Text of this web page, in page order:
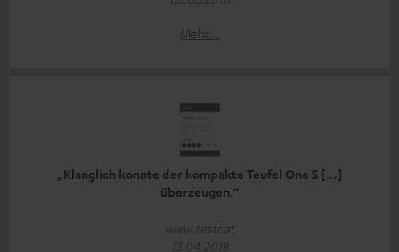
Mehr...
„Klanglich konnte der kompakte Teufel One S […]
überzeugen.“
www.testr.at
13.04.2018